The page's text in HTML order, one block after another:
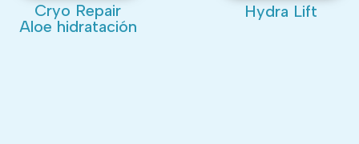
Cryo Repair
Aloe hidratación
Hydra Lift